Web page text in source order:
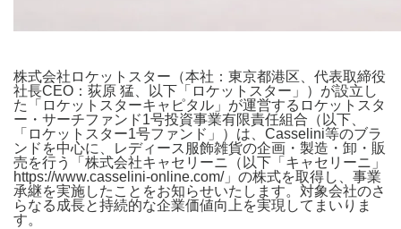
株式会社ロケットスター（本社：東京都港区、代表取締役
社長CEO：荻原 猛、以下「ロケットスター」）が設立し
た「ロケットスターキャピタル」が運営するロケットスタ
ー・サーチファンド1号投資事業有限責任組合（以下、
「ロケットスター1号ファンド」）は、Casselini等のブラ
ンドを中心に、レディース服飾雑貨の企画・製造・卸・販
売を行う「株式会社キャセリーニ（以下「キャセリーニ」
https://www.casselini-online.com/」の株式を取得し、事業
承継を実施したことをお知らせいたします。対象会社のさ
らなる成長と持続的な企業価値向上を実現してまいりま
す。